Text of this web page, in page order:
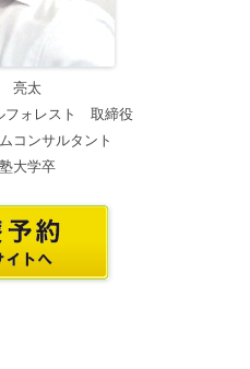
亮太
フォレスト 取締役
コンサルタント
大学卒